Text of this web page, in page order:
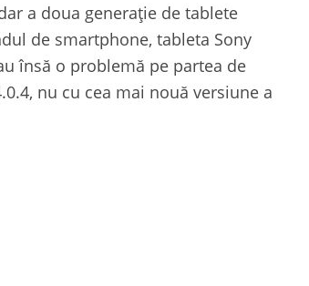
a doua generație de tablete
de smartphone, tableta Sony
însă o problemă pe partea de
nu cu cea mai nouă versiune a